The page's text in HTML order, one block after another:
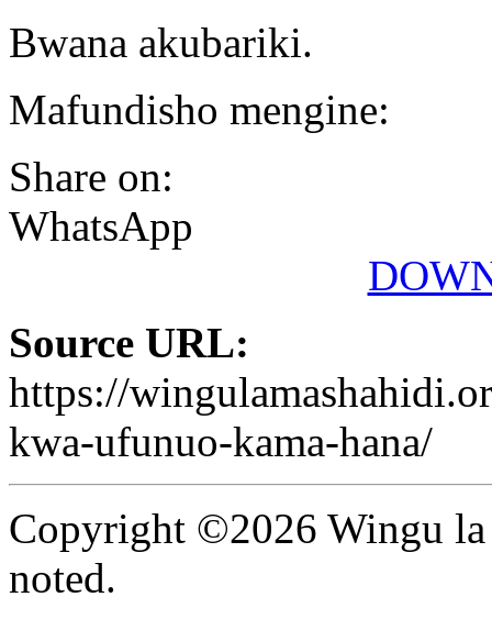
Bwana akubariki.
Mafundisho mengine:
Share on:
WhatsApp
Source URL:
https://
kwa-ufunuo-kama-hana/
Copyright ©2026 Wingu la
noted.